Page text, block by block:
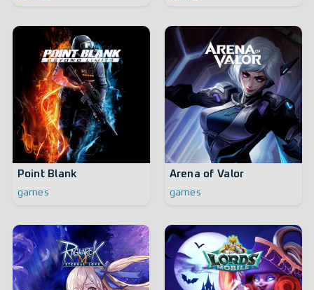
Point Blank
games
Arena of Valor
games